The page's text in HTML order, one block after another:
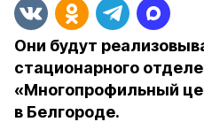
Они будут
стационарного
«Многопрофильный
в Белгороде.